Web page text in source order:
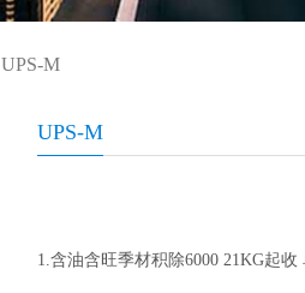
UPS-M
UPS-M
1.含油含旺季材积除6000 21KG起